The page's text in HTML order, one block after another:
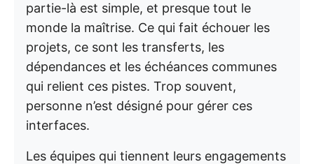
partie-là est simple, et presque tout le
monde la maîtrise. Ce qui fait échouer les
projets, ce sont les transferts, les
dépendances et les échéances communes
qui relient ces pistes. Trop souvent,
personne n’est désigné pour gérer ces
interfaces.
Les équipes qui tiennent leurs engagements